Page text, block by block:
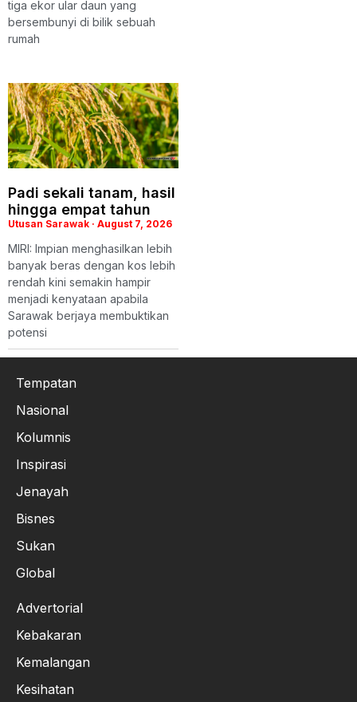
tiga ekor ular daun yang
bersembunyi di bilik sebuah
rumah
Padi sekali tanam, hasil
hingga empat tahun
Utusan Sarawak August 7, 2026
MIRI: Impian menghasilkan lebih
banyak beras dengan kos lebih
rendah kini semakin hampir
menjadi kenyataan apabila
Sarawak berjaya membuktikan
potensi
Tempatan
Nasional
Kolumnis
Inspirasi
Jenayah
Bisnes
Sukan
Global
Advertorial
Kebakaran
Kemalangan
Kesihatan